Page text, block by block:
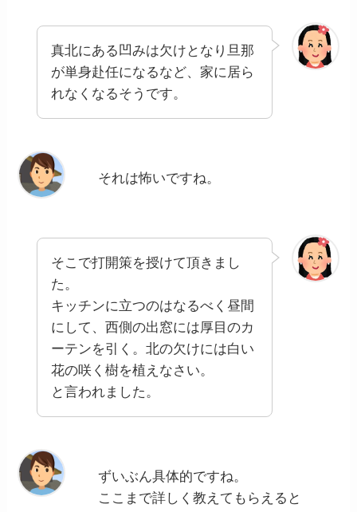
真北にある凹みは欠けとなり旦那
が単身赴任になるなど、家に居ら
れなくなるそうです。
それは怖いですね。
そこで打開策を授けて頂きまし
た。
キッチンに立つのはなるべく昼間
にして、西側の出窓には厚目のカ
ーテンを引く。北の欠けには白い
花の咲く樹を植えなさい。
と言われました。
ずいぶん具体的ですね。
ここまで詳しく教えてもらえると